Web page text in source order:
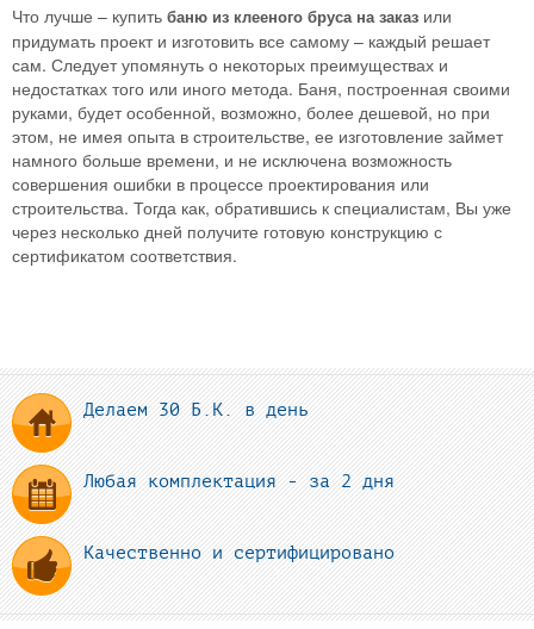
Что лучше – купить баню из клееного бруса на заказ или
придумать проект и изготовить все самому – каждый решает
сам. Следует упомянуть о некоторых преимуществах и
недостатках того или иного метода. Баня, построенная своими
руками, будет особенной, возможно, более дешевой, но при
этом, не имея опыта в строительстве, ее изготовление займет
намного больше времени, и не исключена возможность
совершения ошибки в процессе проектирования или
строительства. Тогда как, обратившись к специалистам, Вы уже
через несколько дней получите готовую конструкцию с
сертификатом соответствия.
Делаем 30 Б.К. в день
Любая комплектация - за 2 дня
Качественно и сертифицировано